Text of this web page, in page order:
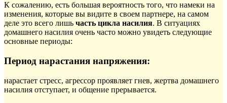
К сожалению, есть большая вероятность того, что намеки на
изменения, которые вы видите в своем партнере, на самом
деле это всего лишь часть цикла насилия. В ситуациях
домашнего насилия очень часто можно увидеть следующие
основные периоды:
Период нарастания напряжения:
нарастает стресс, агрессор проявляет гнев, жертва домашнего
насилия отступает, и общение прерывается.